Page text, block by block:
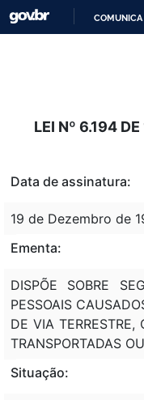
COMUNICA
LEI Nº 6.194
Data de assinatura:
19 de Dezembro de
Ementa:
DISPÕE SOBRE
PESSOAIS
DE VIA TERRESTRE,
TRANSPORTADAS
Situação: